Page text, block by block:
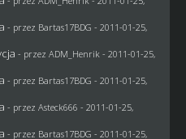
- przez Bartas17BDG - 2011-01-25,
- przez ADM_Henrik - 2011-01-25,
- przez Bartas17BDG - 2011-01-25,
- przez Asteck666 - 2011-01-25,
- przez Bartas17BDG - 2011-01-25,